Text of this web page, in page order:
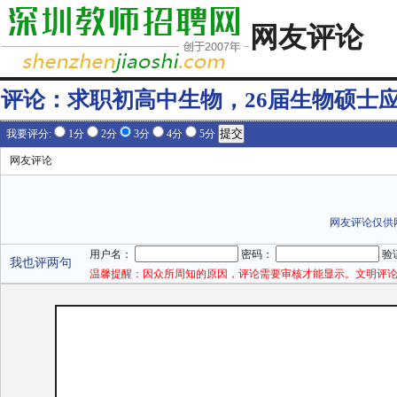
网友评论
评论：求职初高中生物，26届生物硕士
我要评分: 1分 2分 3分 4分 5分
网友评论
网友评论仅
我也评两句
用户名： 密码：
验
温馨提醒：因众所周知的原因，评论需要审核才能显示。文明评